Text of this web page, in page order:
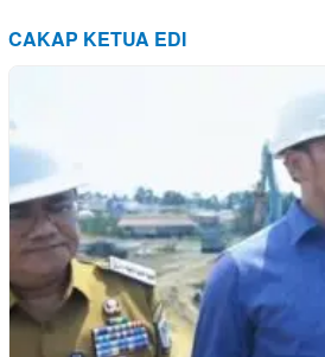
CAKAP KETUA EDI